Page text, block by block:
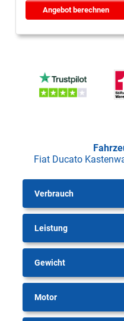
Angebot berechnen
Fiat Ducato
Verbrauch
Leistung
Gewicht
Motor